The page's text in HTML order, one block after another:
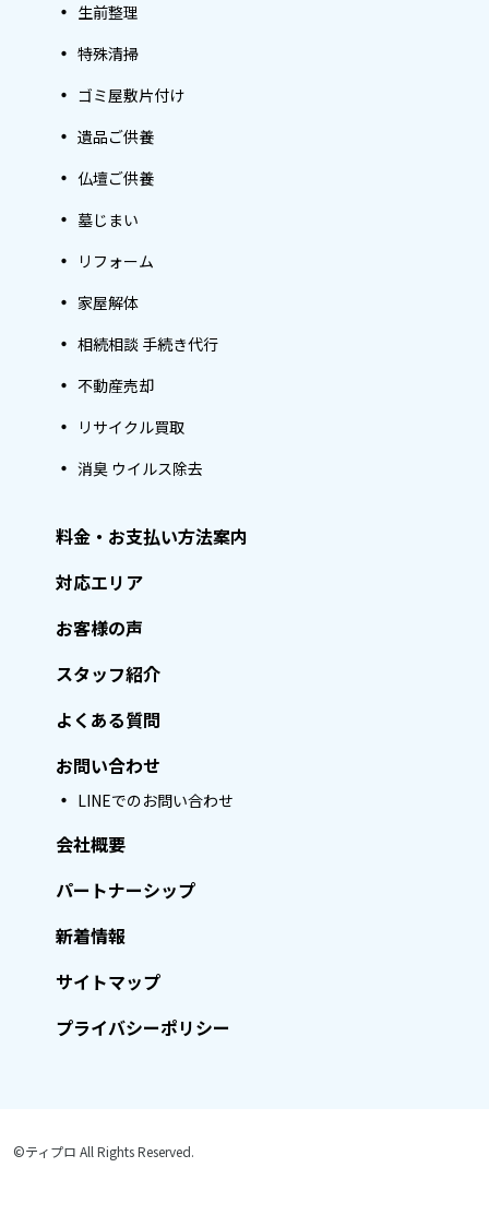
生前整理
特殊清掃
ゴミ屋敷片付け
遺品ご供養
仏壇ご供養
墓じまい
リフォーム
家屋解体
相続相談 手続き代行
不動産売却
リサイクル買取
消臭 ウイルス除去
料金・お支払い方法案内
対応エリア
お客様の声
スタッフ紹介
よくある質問
お問い合わせ
LINEでのお問い合わせ
会社概要
パートナーシップ
新着情報
サイトマップ
プライバシーポリシー
©ティプロ All Rights Reserved.